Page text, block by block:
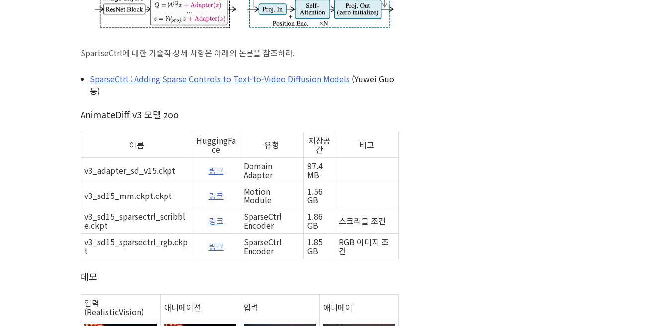
SpartseCtrl에 대한 기술적 상세 사항은 아래의 논문을 참조하라.
SparseCtrl : Adding Sparse Controls to Text-to-Video Diffusion Models (Yuwei Guo
등)
AnimateDiff v3 모델 zoo
이름 HuggingFa
ce 유형 저장공
간 비고
v3_adapter_sd_v15.ckpt 링크 Domain
Adapter
97.4
MB
v3_sd15_mm.ckpt.ckpt
링크 Motion
Module
1.56
GB
v3_sd15_sparsectrl_scribbl
e.ckpt 링크 SparseCtrl
Encoder
1.86
GB
스크리블 조건
v3_sd15_sparsectrl_rgb.ckp
t 링크 SparseCtrl
Encoder
1.85
GB
RGB 이미지 조
건
데모
입력
(RealisticVision) 애니메이션 입력 애니메이